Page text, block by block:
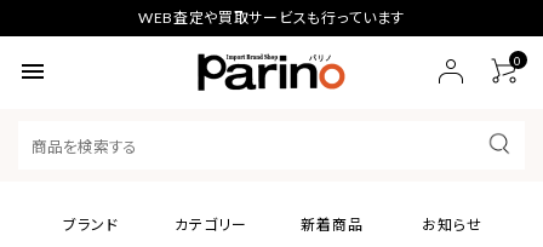
WEB査定や買取サービスも行っています
menu 0
ブランド カテゴリー 新着商品
お知らせ